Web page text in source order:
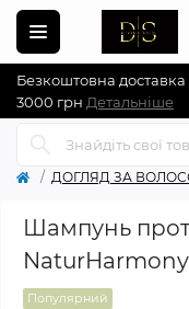
Безкоштовна доставка
3000 грн Детальніше
ДОГЛЯД ЗА
Шампунь
Популярний